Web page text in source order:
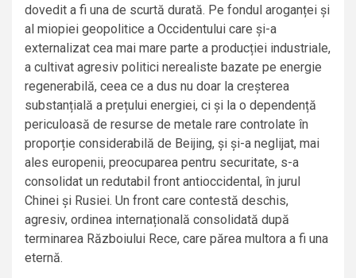
dovedit a fi una de scurtă durată. Pe fondul aroganței și
al miopiei geopolitice a Occidentului care și-a
externalizat cea mai mare parte a producției industriale,
a cultivat agresiv politici nerealiste bazate pe energie
regenerabilă, ceea ce a dus nu doar la creșterea
substanțială a prețului energiei, ci și la o dependență
periculoasă de resurse de metale rare controlate în
proporție considerabilă de Beijing, și și-a neglijat, mai
ales europenii, preocuparea pentru securitate, s-a
consolidat un redutabil front antioccidental, în jurul
Chinei și Rusiei. Un front care contestă deschis,
agresiv, ordinea internațională consolidată după
terminarea Războiului Rece, care părea multora a fi una
eternă.